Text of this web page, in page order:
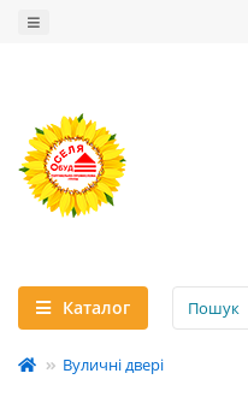
Каталог
Вуличні двері